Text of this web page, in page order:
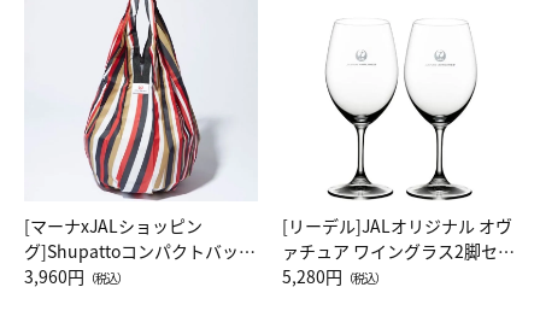
[マーナxJALショッピン
グ]Shupattoコンパクトバッグ
Drop JAL客室乗務員（LC）ス
3,960円 （税込）
[リーデル]JALオリジナル オヴ
ァチュア ワイングラス2脚セッ
ト（レッドワイン）
5,280円 （税込）